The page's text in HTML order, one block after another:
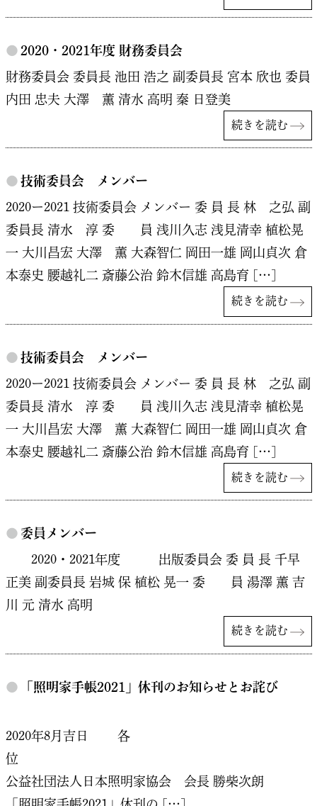
● 2020・2021年度 財務委員会
財務委員会 委員長 池田 浩之 副委員長 宮本 欣也 委員
内田 忠夫 大澤 薫 清水 高明 秦 日登美
続きを読む
● 技術委員会 メンバー
2020ー2021 技術委員会 メンバー 委 員 長 林 之弘 副
委員長 清水 淳 委 員 浅川久志 浅見清幸 植松晃
一 大川昌宏 大澤 薫 大森智仁 岡田一雄 岡山貞次 倉
本泰史 腰越礼二 斎藤公治 鈴木信雄 高島育 […]
続きを読む
● 技術委員会 メンバー
2020ー2021 技術委員会 メンバー 委 員 長 林 之弘 副
委員長 清水 淳 委 員 浅川久志 浅見清幸 植松晃
一 大川昌宏 大澤 薫 大森智仁 岡田一雄 岡山貞次 倉
本泰史 腰越礼二 斎藤公治 鈴木信雄 高島育 […]
続きを読む
● 委員メンバー
2020・2021年度 出版委員会 委 員 長 千早
正美 副委員長 岩城 保 植松 晃一 委 員 湯澤 薫 吉
川 元 清水 高明
続きを読む
● 「照明家手帳2021」休刊のお知らせとお詫び
2020年8月吉日 各
公益社団法人日本照明家協会 会長 勝柴次朗